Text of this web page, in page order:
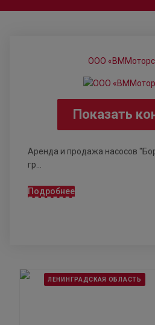
ООО
Показать
Аренда и продажа насосов
гр...
Подробнее
ЛЕНИНГРАДСКАЯ ОБЛАСТЬ